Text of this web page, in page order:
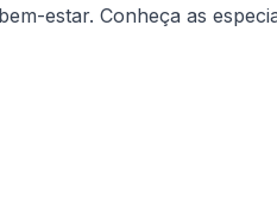
estar. Conheça as